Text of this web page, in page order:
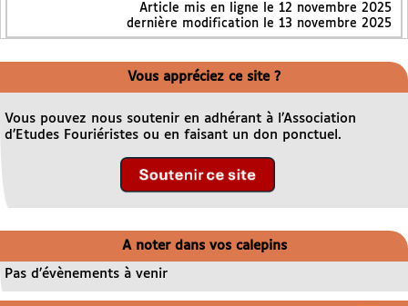
Article mis en ligne le 12 novembre 2025
dernière modification le 13 novembre 2025
Vous appréciez ce site ?
Vous pouvez nous soutenir en adhérant à l’Association
d’Etudes Fouriéristes ou en faisant un don ponctuel.
A noter dans vos calepins
Pas d’évènements à venir